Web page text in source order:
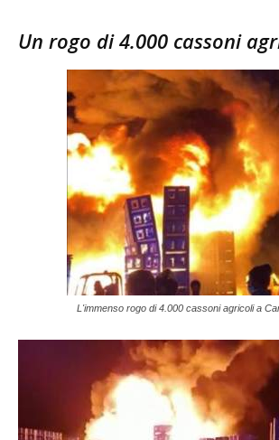
Un rogo di 4.000 cassoni
L'immenso rogo di 4.000 cassoni agricoli a